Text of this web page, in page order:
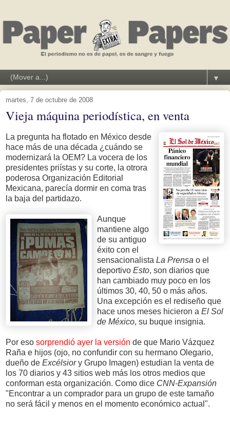
▼
martes, 7 de octubre de 2008
Vieja máquina periodística, en venta
La pregunta ha flotado en México desde
hace más de una década ¿cuándo se
modernizará la OEM? La vocera de los
presidentes priístas y su corte, la otrora
poderosa Organización Editorial
Mexicana, parecía dormir en coma tras
la baja del partidazo.
Aunque
mantiene algo
de su antiguo
éxito con el
sensacionalista La Prensa o el
deportivo Esto, son diarios que
han cambiado muy poco en los
últimos 30, 40, 50 o más años.
Una excepción es el rediseño que
hace unos meses hicieron a El Sol
de México, su buque insignia.
Por eso sorprendió ayer la versión de que Mario Vázquez
Raña e hijos (ojo, no confundir con su hermano Olegario,
dueño de Excélsiory Grupo Imagen) estudian la venta de
los 70 diarios y 43 sitios web más los otros medios que
conforman esta organización. Como dice CNN-Expansión
"Encontrar a un comprador para un grupo de este tamaño
no será fácil y menos en el momento económico actual".